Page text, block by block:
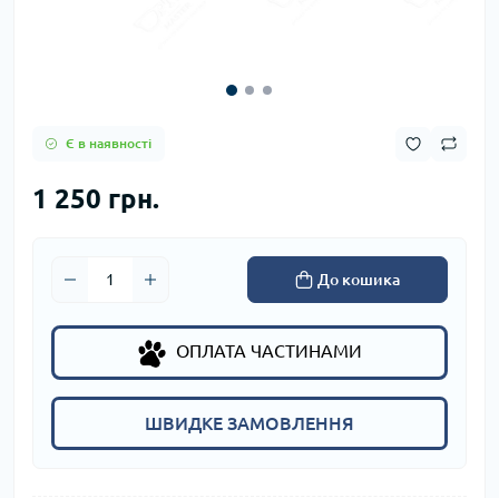
Є в наявності
1 250 грн.
До кошика
ОПЛАТА ЧАСТИНАМИ
ШВИДКЕ ЗАМОВЛЕННЯ